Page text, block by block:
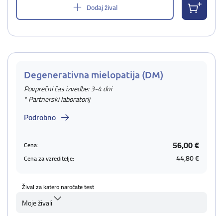
Dodaj žival
Degenerativna mielopatija (DM)
Povprečni čas izvedbe: 3-4 dni
* Partnerski laboratorij
Podrobno
Cena: 56,00 €
Cena za vzreditelje: 44,80 €
Žival za katero naročate test
Moje živali